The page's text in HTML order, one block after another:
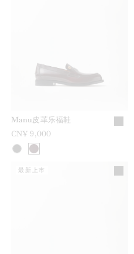
Manu皮革乐福鞋
CN¥ 9,000
最新上市